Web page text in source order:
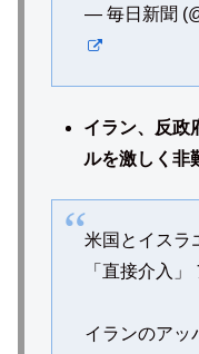
— 毎日新聞
イラン、反政
ルを激しく非
米国とイスラ
「直接介入
イランのアッ